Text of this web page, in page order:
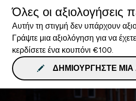
Όλες οι αξιολογήσεις
Αυτήν τη στιγμή δεν υπάρχουν
Γράψτε μια αξιολόγηση για να
κερδίσετε ένα κουπόνι €100.
ΔΗΜΙΟΥΡΓΉΣΤΕ ΜΙΑ